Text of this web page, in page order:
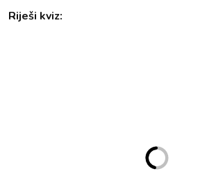
Riješi kviz: